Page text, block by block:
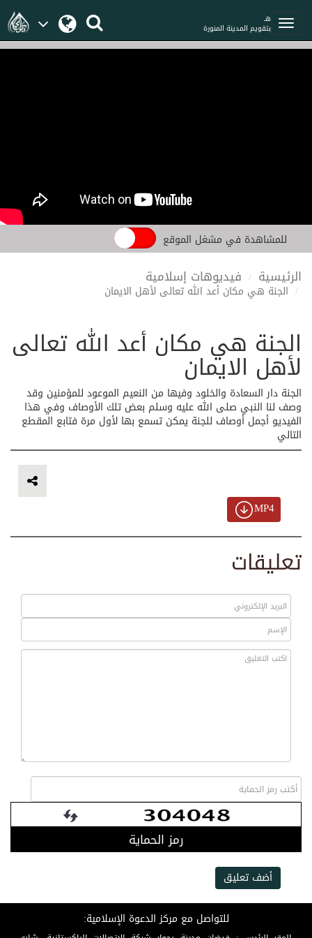
هـ
بتقويم المدينة المنورة
للمشاهدة في مشغل الموقع
الرئيسية فيديوهات إسلامية
الجنة هي مكان أعد الله تعالى لأهل الايمان
الجنة هي مكان أعد الله تعالى
لأهل الايمان
الجنة دار السعادة والخلود وفيها من النعيم الموعود للمؤمنين وقد
وصف لنا النبي صلى الله عليه وسلم بعض تلك الأوصاف وفي هذا
الفيديو أجمل أوصاف للجنة يمكن تسمع بها لأول مرة فتابع المقطع
التالي
MP4
تعليقات
رمز الحماية
أضف تعليق
للتواصل مع مركز الدعوة الإسلامية: